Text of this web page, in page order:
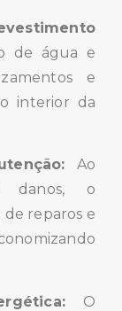
de água e
e
interior da
Ao
danos, o
reparos e
O